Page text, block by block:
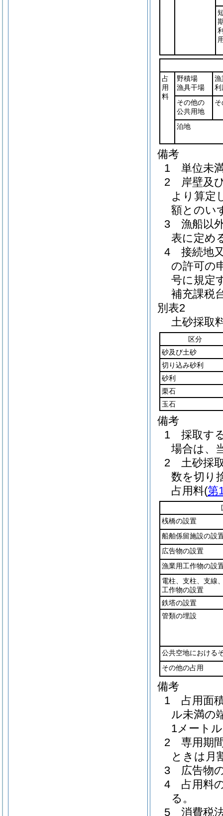
占
用
料
野積場
漁具干場
漁
利
その他の
公共用地
泊地
備考
1 単位未
2 岸壁及
より算定
額とのい
3 漁船以
表に定め
4 接続地又
の許可の
号に規定
補充課税
別表2
土砂採取
区分
砂及び土砂
切り込み砂利
砂利
栗石
玉石
備考
1 採取す
場合は、
2 土砂採
数を切り
占用料(第
桟橋の設置
船舶係留施設の設
広告物の設置
漁業用工作物の設
電柱、支柱、支線
工作物の設置
鉄塔の設置
管類の埋設
公共空地における
その他の占用
備考
1 占用面
ル未満の
1メート
2 専用期
ときは月
3 広告物
4 占用料の
る。
5 消費税法